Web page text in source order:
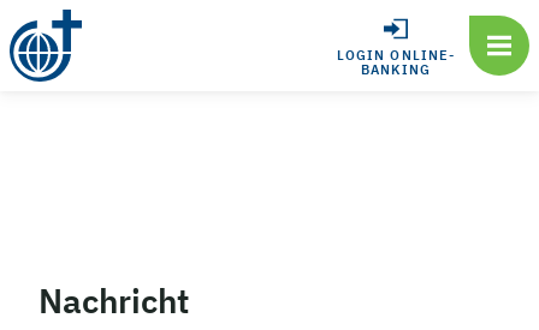
LOGIN ONLINE-
BANKING
Nachricht